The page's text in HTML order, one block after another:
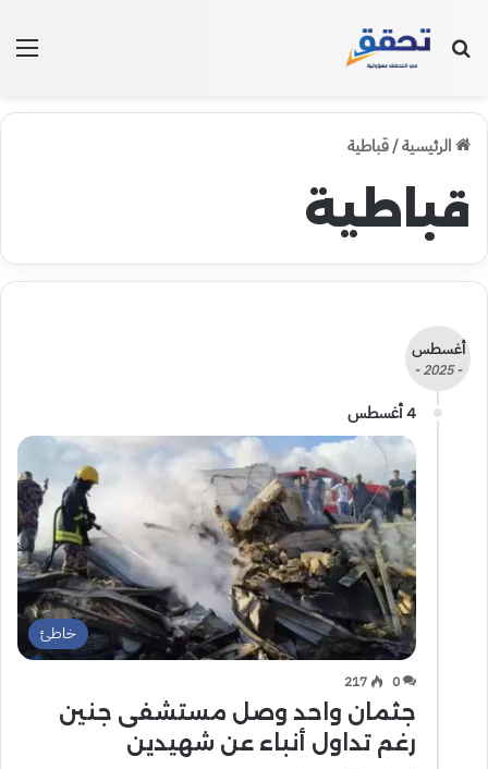
بحث عن
الرئيسية/قباطية
قباطية
أغسطس
- 2025 -
4 أغسطس
خاطئ
0
217
جثمان واحد وصل مستشفى جنين
رغم تداول أنباء عن شهيدين